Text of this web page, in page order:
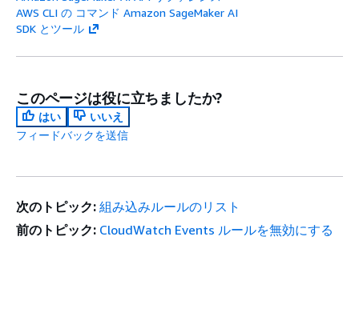
AWS CLI の コマンド Amazon SageMaker AI
SDK とツール
このページは役に立ちましたか?
はい
いいえ
フィードバックを送信
次のトピック: 組み込みルールのリスト
前のトピック: CloudWatch Events ルールを無効にする